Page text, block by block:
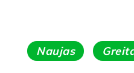
Naujas